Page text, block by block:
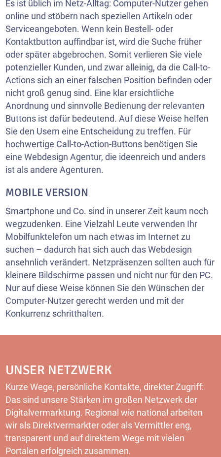
Es ist üblich im Netz-Alltag: Computer-Nutzer gehen
online und stöbern nach speziellen Artikeln oder
Serviceangeboten. Wenn kein Bestell- oder
Kontaktbutton auffindbar ist, wird die Suche früher
oder später abgebrochen. Somit verlieren Sie viele
potenzieller Kunden, und zwar alleinig, da die Call-to-
Actions sich an einer falschen Position befinden oder
nicht groß genug sind. Eine klar ersichtliche
Anordnung und sinnvolle Bedienung der relevanten
Buttons ist dafür bedeutend. Auf diese Weise helfen
Sie den Usern eine Entscheidung zu treffen. Für
hochwertige Call-to-Action-Buttons benötigen Sie
eine Webdesign Agentur, die ideenreich und anders
ist als andere Agenturen.
MOBILE VERSION
Smartphone und Co. sind in unserer Zeit kaum noch
wegzudenken. Eine Vielzahl Leute verwenden Ihr
Mobilfunktelefon um nach etwas im Internet zu
suchen – dadurch hat sich auch das Webdesign
ansehnlich verändert. Netzpräsenzen sollten auch für
kleinere Bildschirme passen und nicht nur für den PC.
Nur auf diese Weise können Sie den Wünschen der
Computer-Nutzer gerecht werden und mit der
Konkurrenz schritthalten.
UNSER NETZWERK
Kurze Wege, persönliche Kontakte, direkter Zugriff:
Das sind unsere Stärken im großen Netzwerk der
Digitalvermarktung. Regional wie national arbeiten
wir als Direktvermarkter oder als Vermittler eng,
transparent und auf direktem Wege mit vielen
Portalen erfolgreich zusammen.